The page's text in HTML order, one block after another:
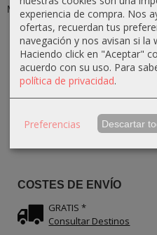
IDIOMA
COSTES DE ENVÍO
GRATIS *
Consultar Destinos
Madera de olivo
–...
29,00 €
Madera de olivo
–...
36,90 €
41,00 €
experiencia de compra. Nos
ofertas, recuerdan tus
navegación y nos avisan si la
Haciendo click en "Aceptar"
acuerdo con su uso. Para
política de privacidad.
Preferencias Descartar